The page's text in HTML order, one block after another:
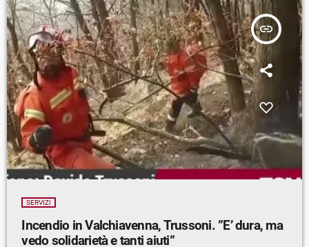
insert_link
SERVIZI
Incendio in Valchiavenna, Trussoni. ”E’ dura, ma
vedo solidarietà e tanti aiuti”